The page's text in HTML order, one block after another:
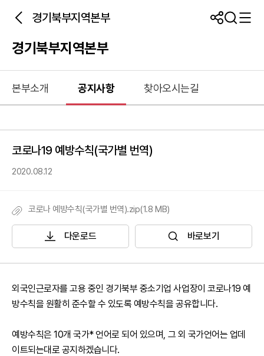
경기북부지역본부
경기북부지역본부
본부소개 공지사항 찾아오시는길
코로나19 예방수칙(국가별 번역)
2020.08.12
코로나 예방수칙(국가별 번역).zip(1.8 MB)
다운로드 바로보기
외국인근로자를 고용 중인 경기북부 중소기업 사업장이 코로나19 예
방수칙을 원활히 준수할 수 있도록 예방수칙을 공유합니다.
예방수칙은 10개 국가* 언어로 되어 있으며, 그 외 국가언어는 업데
이트되는대로 공지하겠습니다.